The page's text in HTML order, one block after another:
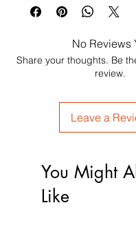
No Reviews
Share your thoughts. Be
review.
Leave a
You Might
Like